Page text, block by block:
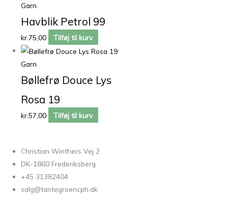
Garn
Havblik Petrol 99
kr.75,00 Tilføj til kurv
Garn
Bøllefrø Douce Lys
Rosa 19
kr.57,00 Tilføj til kurv
Christian Winthers Vej 2
DK-1860 Frederiksberg
+45 31382404
salg@tantegroencph.dk